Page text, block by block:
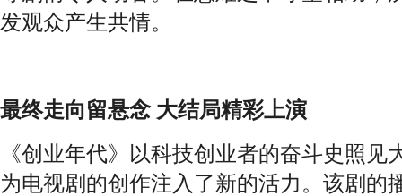
发观众产生共情。
最终走向留悬念 大结局精彩上演
《创业年代》以科技创业者的奋斗史照见
为电视剧的创作注入了新的活力。该剧的